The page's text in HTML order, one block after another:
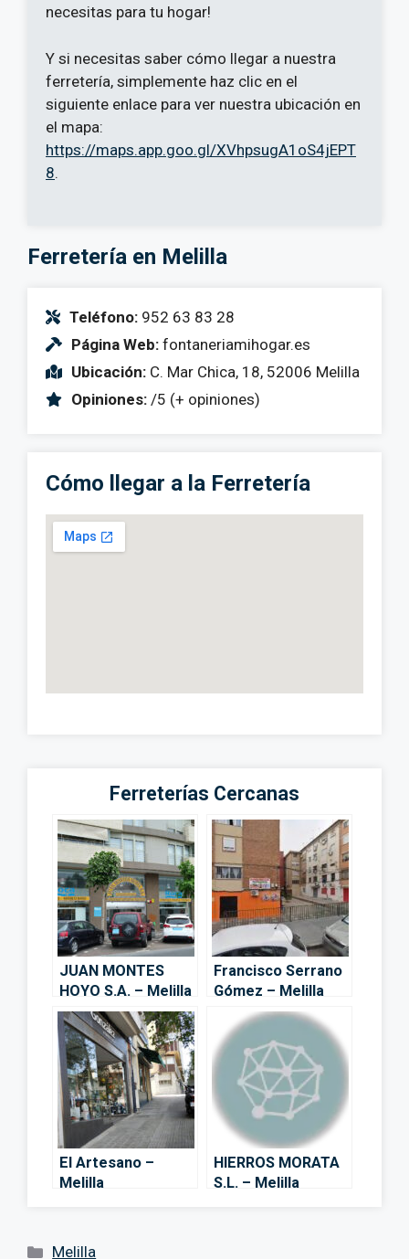
necesitas para tu hogar!
Y si necesitas saber cómo llegar a nuestra
ferretería, simplemente haz clic en el
siguiente enlace para ver nuestra ubicación en
el mapa:
https://maps.app.goo.gl/XVhpsugA1oS4jEPT
8.
Ferretería en Melilla
Teléfono: 952 63 83 28
Página Web: fontaneriamihogar.es
Ubicación: C. Mar Chica, 18, 52006 Melilla
Opiniones: /5 (+ opiniones)
Cómo llegar a la Ferretería
Ferreterías Cercanas
JUAN MONTES
HOYO S.A. – Melilla
Francisco Serrano
Gómez – Melilla
El Artesano –
Melilla
HIERROS MORATA
S.L. – Melilla
Categorías
Melilla